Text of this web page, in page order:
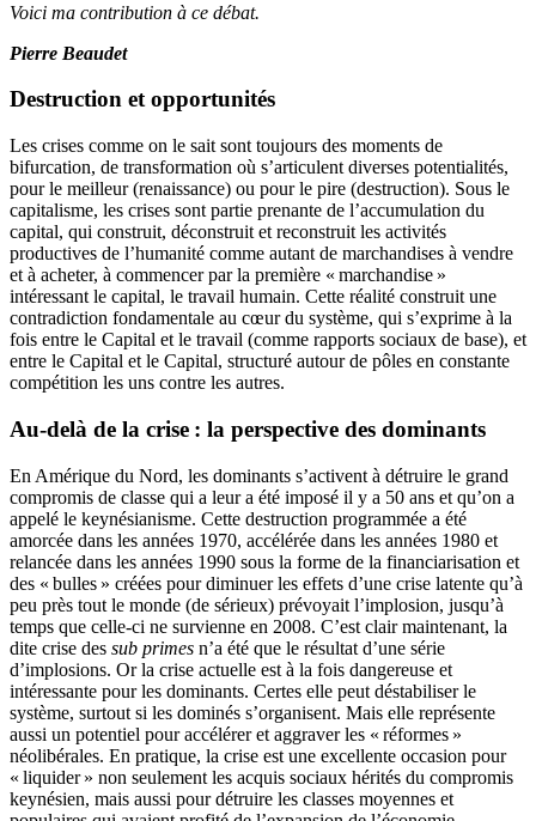
Voici ma contribution à ce débat.
Pierre Beaudet
Destruction et opportunités
Les crises comme on le sait sont toujours des moments de
bifurcation, de transformation où s’articulent diverses potentialités,
pour le meilleur (renaissance) ou pour le pire (destruction). Sous le
capitalisme, les crises sont partie prenante de l’accumulation du
capital, qui construit, déconstruit et reconstruit les activités
productives de l’humanité comme autant de marchandises à vendre
et à acheter, à commencer par la première « marchandise »
intéressant le capital, le travail humain. Cette réalité construit une
contradiction fondamentale au cœur du système, qui s’exprime à la
fois entre le Capital et le travail (comme rapports sociaux de base), et
entre le Capital et le Capital, structuré autour de pôles en constante
compétition les uns contre les autres.
Au-delà de la crise : la perspective des dominants
En Amérique du Nord, les dominants s’activent à détruire le grand
compromis de classe qui a leur a été imposé il y a 50 ans et qu’on a
appelé le keynésianisme. Cette destruction programmée a été
amorcée dans les années 1970, accélérée dans les années 1980 et
relancée dans les années 1990 sous la forme de la financiarisation et
des « bulles » créées pour diminuer les effets d’une crise latente qu’à
peu près tout le monde (de sérieux) prévoyait l’implosion, jusqu’à
temps que celle-ci ne survienne en 2008. C’est clair maintenant, la
dite crise des sub primes n’a été que le résultat d’une série
d’implosions. Or la crise actuelle est à la fois dangereuse et
intéressante pour les dominants. Certes elle peut déstabiliser le
système, surtout si les dominés s’organisent. Mais elle représente
aussi un potentiel pour accélérer et aggraver les « réformes »
néolibérales. En pratique, la crise est une excellente occasion pour
« liquider » non seulement les acquis sociaux hérités du compromis
keynésien, mais aussi pour détruire les classes moyennes et